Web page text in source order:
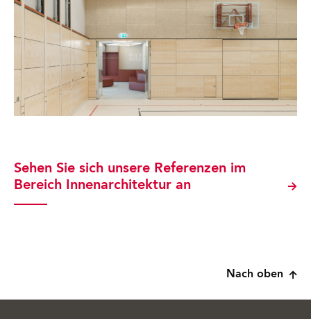
Sehen Sie sich unsere Referenzen im
Bereich Innenarchitektur an
Nach oben